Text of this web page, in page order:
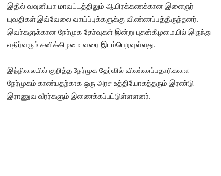
இதில் வவுனியா மாவட்டத்திலும் ஆயிரக்கணக்கான இளைஞர்
யுவதிகள் இவ்வேலை வாய்ப்புக்களுக்கு விண்ணப்பத்திருந்தனர்.
இவர்களுக்கான நேர்முக தேர்வுகள் இன்று புதன்கிழமையில் இருந்து
எதிர்வரும் சனிக்கிழமை வரை இடம்பெறவுள்ளது.
இந்நிலையில் குறித்த நேர்முக தேர்வில் விண்ணப்பதாரிகளை
நேர்முகம் காண்பதற்காக ஒரு அரச உத்தியோகத்தரும் இரண்டு
இராணுவ வீரர்களும் இணைக்கப்பட்டுள்ளளனர்.